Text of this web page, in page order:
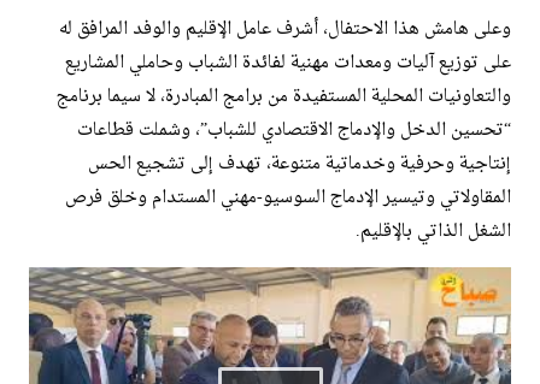
​وعلى هامش هذا الاحتفال، أشرف عامل الإقليم والوفد المرافق له
على توزيع آليات ومعدات مهنية لفائدة الشباب وحاملي المشاريع
والتعاونيات المحلية المستفيدة من برامج المبادرة، لا سيما برنامج
“تحسين الدخل والإدماج الاقتصادي للشباب”، وشملت قطاعات
إنتاجية وحرفية وخدماتية متنوعة، تهدف إلى تشجيع الحس
المقاولاتي وتيسير الإدماج السوسيو-مهني المستدام وخلق فرص
الشغل الذاتي بالإقليم.